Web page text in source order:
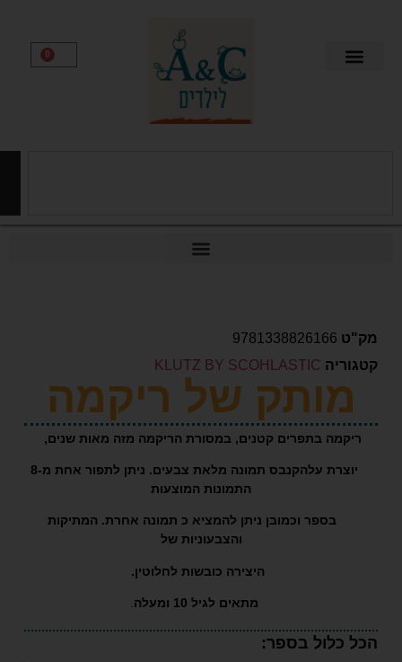
9781338826166
KLUTZ BY SCOHLASTIC
של ריקמה
בתפרים קטנים, במסורת הריקמה מזה מאות שנים,
יוצרת עלהקנבס תמונה מלאת צבעים. ניתן לתפור אחת מ-8
התמונות המוצעות
וכמובן ניתן להמציא כ תמונה אחרת. המתיקות
והצבעוניות של
היצירה כובשות לחלוטין.
מתאים לגיל 10 ומעלה .
בספר: